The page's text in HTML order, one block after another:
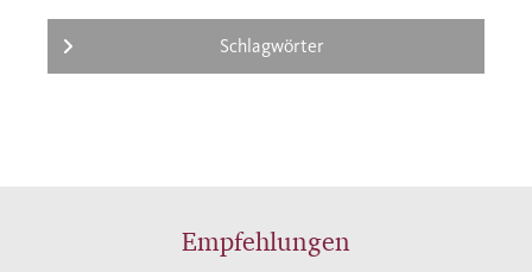
Schlagwörter
Empfehlungen